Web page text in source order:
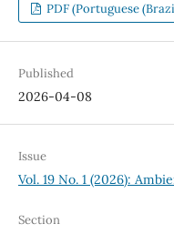
PDF (Portuguese
Published
2026-04-08
Issue
Vol. 19 No. 1 (2026):
Section